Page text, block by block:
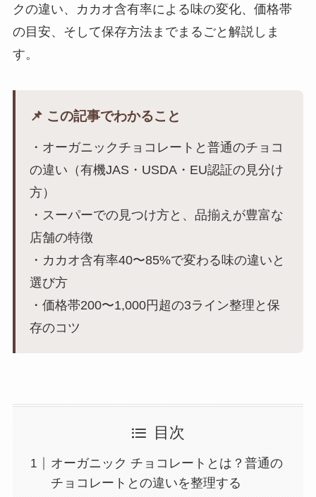
クの違い、カカオ含有率による味の変化、価格帯
の目安、そして保存方法までまるごと解説しま
す。
📌 この記事でわかること
・オーガニックチョコレートと普通のチョコ
の違い（有機JAS・USDA・EU認証の見分け
方）
・スーパーでの見つけ方と、品揃えが豊富な
店舗の特徴
・カカオ含有率40〜85%で変わる味の違いと
選び方
・価格帯200〜1,000円超の3ライン整理と保
存のコツ
目次
オーガニック チョコレートとは？普通の
チョコレートとの違いを整理する